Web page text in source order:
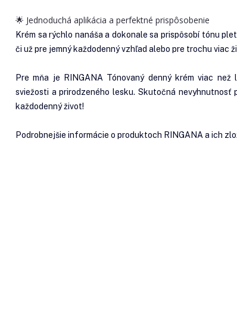
🌟 Jednoduchá aplikácia a perfektné prispôsobenie
Krém sa rýchlo nanáša a dokonale sa prispôsobí tónu
či už pre jemný každodenný vzhľad alebo pre trochu viac
Pre mňa je RINGANA Tónovaný denný krém viac
sviežosti a prirodzeného lesku. Skutočná
každodenný život!
Podrobnejšie informácie o produktoch RINGANA a ich